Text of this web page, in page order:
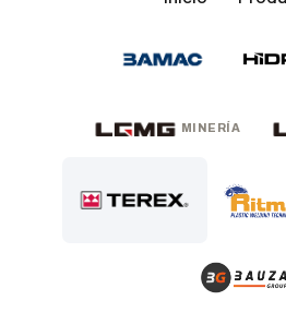
MINERÍA